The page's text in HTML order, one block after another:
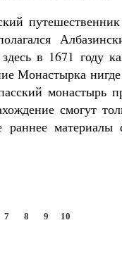
в 1671 году
Монастырка
монастырь
смогут
раннее
7 8 9 10